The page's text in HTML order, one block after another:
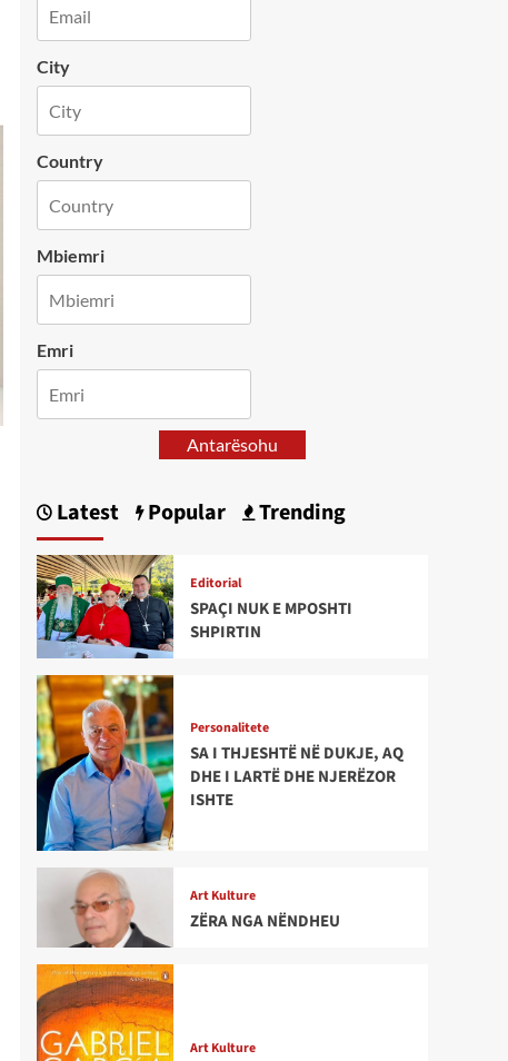
City
Country
Mbiemri
Emri
Antarësohu
Latest Popular Trending
Editorial
SPAÇI NUK E MPOSHTI
SHPIRTIN
Personalitete
SA I THJESHTË NË DUKJE, AQ
DHE I LARTË DHE NJERËZOR
ISHTE
Art Kulture
ZËRA NGA NËNDHEU
Art Kulture